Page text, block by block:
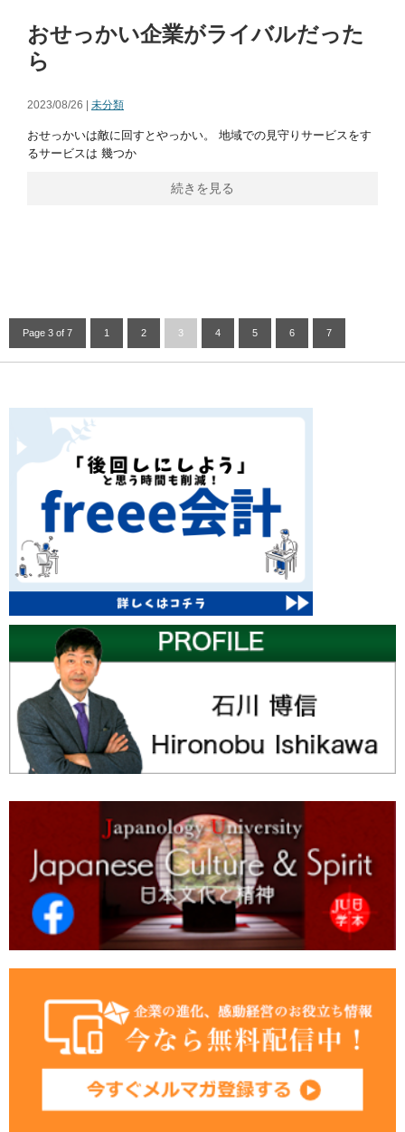
おせっかい企業がライバルだった
ら
2023/08/26 | 未分類
おせっかいは敵に回すとやっかい。 地域での見守りサービスをす
るサービスは 幾つか
続きを見る
Page 3 of 7 1 2 3 4 5 6 7